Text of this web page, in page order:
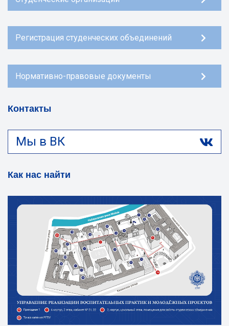
Регистрация студенческих объединений
Нормативно-правовые документы
Контакты
Мы в ВК
Как нас найти